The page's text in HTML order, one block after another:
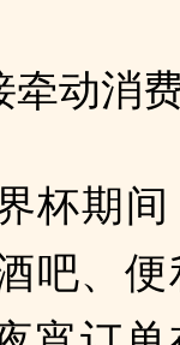
动消费
杯期间
吧、